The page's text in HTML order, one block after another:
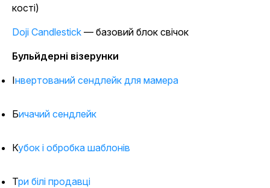
кості)
Doji Candlestick — базовий блок свічок
Бульйдерні візерунки
Інвертований сендлейк для мамера
Бичачий сендлейк
Кубок і обробка шаблонів
Три білі продавці